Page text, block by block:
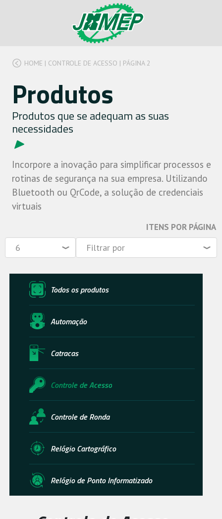
HOME | CONTROLE DE ACESSO | PÁGINA 2
Produtos
Produtos que se adequam as suas
necessidades
Incorpore a inovação para simplificar processos e
rotinas de segurança na sua empresa. Utilizando
Bluetooth ou QrCode, a solução de credenciais
virtuais
ITENS POR PÁGINA
Todos os produtos
Automação
Catracas
Controle de Acesso
Controle de Ronda
Relógio Cartográfico
Relógio de Ponto Informatizado